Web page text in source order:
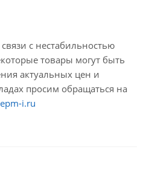
с нестабильностью
товары могут быть
актуальных цен и
просим обращаться на
i.ru